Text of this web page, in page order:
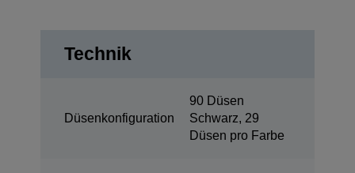
Technik
Düsenkonfiguration
90 Düsen
Schwarz, 29
Düsen pro Farbe